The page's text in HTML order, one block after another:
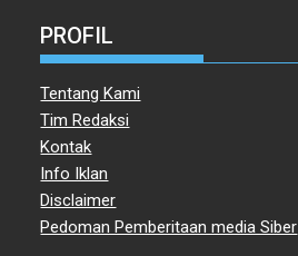
PROFIL
Tentang Kami
Tim Redaksi
Kontak
Info Iklan
Disclaimer
Pedoman Pemberitaan media Siber